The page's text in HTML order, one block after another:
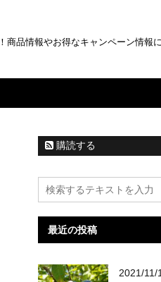
品情報やお得なキャンペーン情報
購読する
最近の投稿
2021/11/